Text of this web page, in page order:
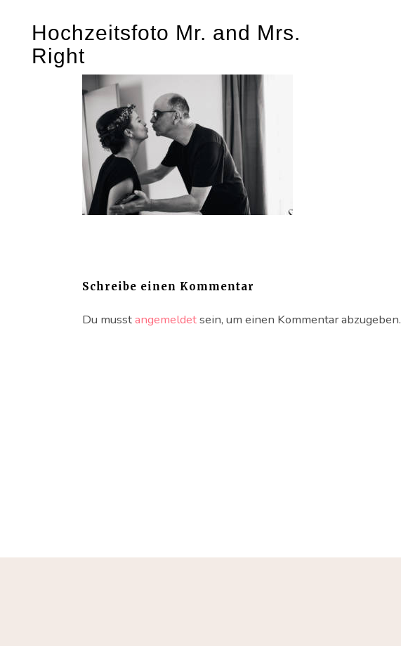
content
Hochzeitsfoto Mr. and Mrs.
Right
Schreibe einen Kommentar
Du musstangemeldetsein, um einen Kommentar abzugeben.